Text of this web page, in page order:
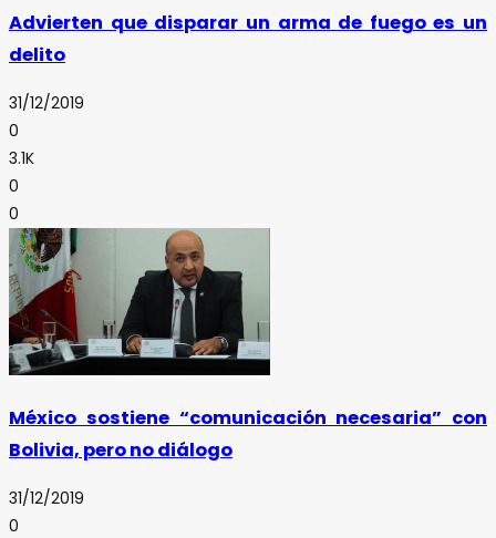
Advierten que disparar un arma de fuego es un
delito
31/12/2019
0
3.1K
0
0
México sostiene “comunicación necesaria” con
Bolivia, pero no diálogo
31/12/2019
0